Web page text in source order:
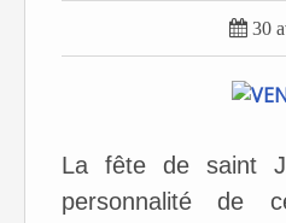
 30
La fête de saint
personnalité